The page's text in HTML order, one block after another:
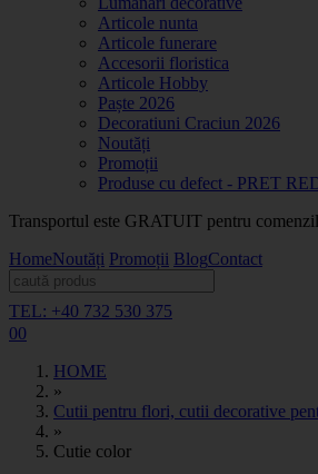
Articole nunta
Articole funerare
Accesorii floristica
Articole Hobby
Paște 2026
Decoratiuni Craciun 2026
Noutăți
Promoții
Produse cu defect - PRET
Transportul este GRATUIT pentru
HomeNoutăți Promoții BlogContact
TEL: +40 732 530 375
00
HOME
»
Cutii pentru flori, cutii decorative
»
Cutie color